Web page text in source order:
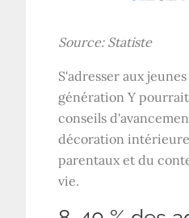
Source: Statiste
S'adresser aux
génération Y
conseils
décoration
parentaux et du
vie.